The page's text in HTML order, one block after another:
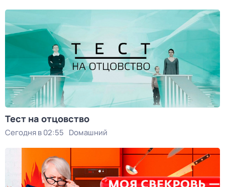
Тест нa отцовствo
Сегодня в 02:55 Dомашний